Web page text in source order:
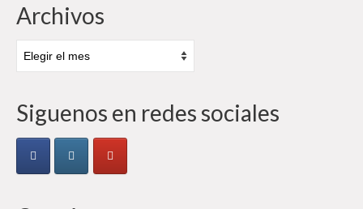
Archivos
Siguenos en redes sociales